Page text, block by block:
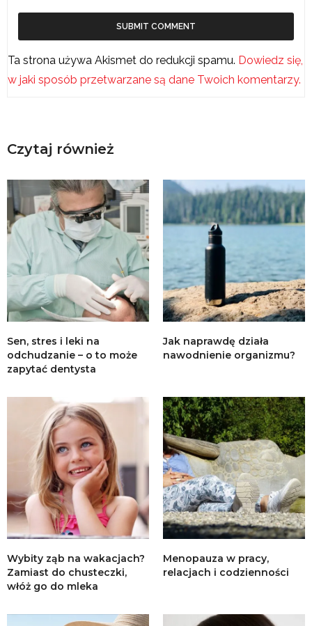
Ta strona używa Akismet do redukcji spamu. Dowiedz się,
w jaki sposób przetwarzane są dane Twoich komentarzy.
Czytaj również
Sen, stres i leki na
odchudzanie – o to może
zapytać dentysta
Jak naprawdę działa
nawodnienie organizmu?
Wybity ząb na wakacjach?
Zamiast do chusteczki,
włóż go do mleka
Menopauza w pracy,
relacjach i codzienności